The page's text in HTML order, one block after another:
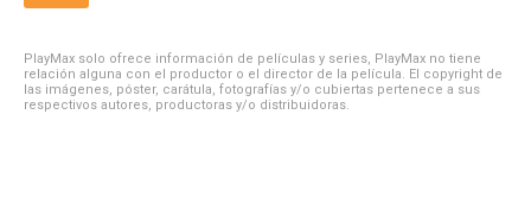
PlayMax solo ofrece información de películas y series, PlayMax no tiene
relación alguna con el productor o el director de la película. El copyright de
las imágenes, póster, carátula, fotografías y/o cubiertas pertenece a sus
respectivos autores, productoras y/o distribuidoras.